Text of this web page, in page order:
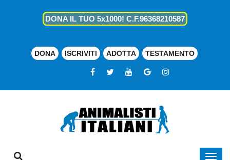
DONA IL TUO 5x1000! C.F.96368210587
DONA ISCRIVITI ADOTTA TESTAMENTO